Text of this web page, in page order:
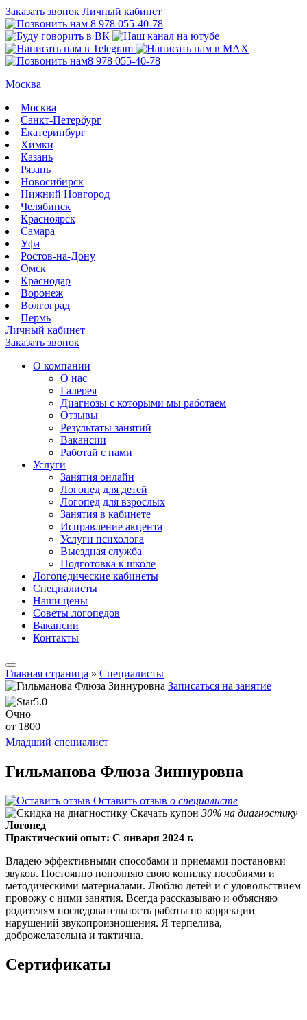
Заказать звонок Личный кабинет
8 978 055-40-78
8 978 055-40-78
Москва
Москва
Санкт-Петербург
Екатеринбург
Химки
Казань
Рязань
Новосибирск
Нижний Новгород
Челябинск
Красноярск
Самара
Уфа
Ростов-на-Дону
Омск
Краснодар
Воронеж
Волгоград
Пермь
Личный кабинет
Заказать звонок
О компании
О нас
Галерея
Диагнозы с которыми мы работаем
Отзывы
Результаты занятий
Вакансии
Работай с нами
Услуги
Занятия онлайн
Логопед для детей
Логопед для взрослых
Занятия в кабинете
Исправление акцента
Услуги психолога
Выездная служба
Подготовка к школе
Логопедические кабинеты
Специалисты
Наши цены
Советы логопедов
Вакансии
Контакты
Главная страница » Специалисты
Записаться на занятие
5.0
Очно
от 1800
Младший специалист
Гильманова Флюза Зиннуровна
Оставить отзыв о специалисте
Скачать купон 30% на диагностику
Логопед
Практический опыт: С января 2024 г.
Владею эффективными способами и приемами постановки
звуков. Постоянно пополняю свою копилку пособиями и
методическими материалами. Люблю детей и с удовольствием
провожу с ними занятия. Всегда рассказываю и объясняю
родителям последовательность работы по коррекции
нарушений звукопроизношения. Я терпелива,
доброжелательна и тактична.
Сертификаты